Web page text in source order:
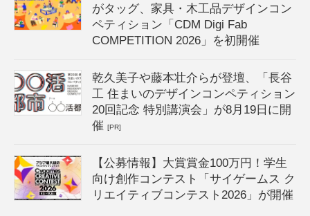
がタッグ、家具・木工品デザインコン
ペティション「CDM Digi Fab
COMPETITION 2026」を初開催
乾久美子や藤本壮介らが登壇、「長谷
工 住まいのデザインコンペティション
20回記念 特別講演会」が8月19日に開
催[PR]
【公募情報】大賞賞金100万円！学生
向け創作コンテスト「サイゲームス ク
リエイティブコンテスト2026」が開催